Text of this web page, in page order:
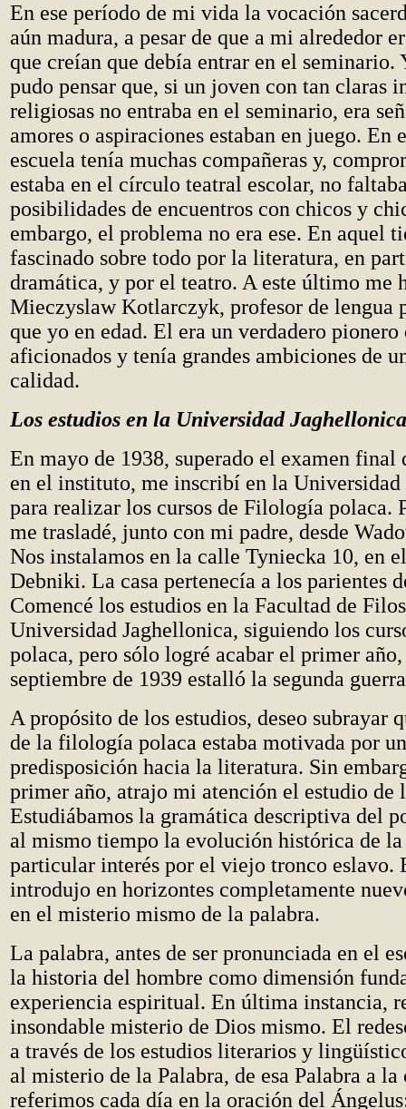
En ese período de mi vida la vocación
aún madura, a pesar de que a mi alrededor
que creían que debía entrar en el seminario.
pudo pensar que, si un joven con tan claras
religiosas no entraba en el seminario, era
amores o aspiraciones estaban en juego. En
escuela tenía muchas compañeras y,
estaba en el círculo teatral escolar, no
posibilidades de encuentros con chicos y
embargo, el problema no era ese. En aquel
fascinado sobre todo por la literatura, en
dramática, y por el teatro. A este último me
Mieczyslaw Kotlarczyk, profesor de lengua
que yo en edad. El era un verdadero pionero
aficionados y tenía grandes ambiciones de
calidad.
Los estudios en la Universidad Jaghellonica
En mayo de 1938, superado el examen final
en el instituto, me inscribí en la Universidad
para realizar los cursos de Filología polaca.
me trasladé, junto con mi padre, desde
Nos instalamos en la calle Tyniecka 10, en
Debniki. La casa pertenecía a los parientes
Comencé los estudios en la Facultad de
Universidad Jaghellonica, siguiendo los
polaca, pero sólo logré acabar el primer
septiembre de 1939 estalló la segunda
A propósito de los estudios, deseo subrayar
de la filología polaca estaba motivada por
predisposición hacia la literatura. Sin
primer año, atrajo mi atención el estudio de
Estudiábamos la gramática descriptiva del
al mismo tiempo la evolución histórica de
particular interés por el viejo tronco eslavo.
introdujo en horizontes completamente
en el misterio mismo de la palabra.
La palabra, antes de ser pronunciada en el
la historia del hombre como dimensión
experiencia espiritual. En última instancia,
insondable misterio de Dios mismo. El
a través de los estudios literarios y
al misterio de la Palabra, de esa Palabra a la
referimos cada día en la oración del